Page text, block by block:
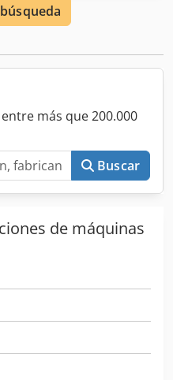
más que 200.000
Buscar
de máquinas